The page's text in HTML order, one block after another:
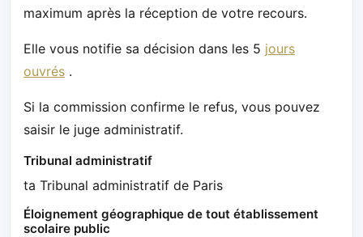
maximum après la réception de votre recours.
Elle vous notifie sa décision dans les 5 jours
ouvrés .
Si la commission confirme le refus, vous pouvez
saisir le juge administratif.
Tribunal administratif
ta Tribunal administratif de Paris
Éloignement géographique de tout établissement
scolaire public